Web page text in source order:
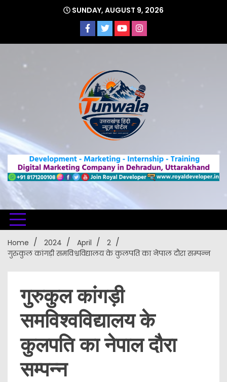
SUNDAY, AUGUST 9, 2026
Uttarakhand Hindi News Portal
Home 2024 April
2
गुरुकुल कांगड़ी समविश्वविद्यालय के कुलपति का नेपाल दौरा सम्पन्न
गुरुकुल कांगड़ी
समविश्वविद्यालय के
कुलपति का नेपाल दौरा
सम्पन्न